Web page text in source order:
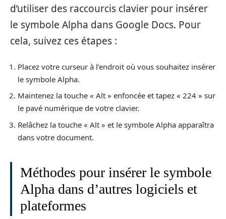
d’utiliser des raccourcis clavier pour insérer
le symbole Alpha dans Google Docs. Pour
cela, suivez ces étapes :
Placez votre curseur à l’endroit où vous souhaitez insérer
le symbole Alpha.
Maintenez la touche « Alt » enfoncée et tapez « 224 » sur
le pavé numérique de votre clavier.
Relâchez la touche « Alt » et le symbole Alpha apparaîtra
dans votre document.
Méthodes pour insérer le symbole
Alpha dans d’autres logiciels et
plateformes